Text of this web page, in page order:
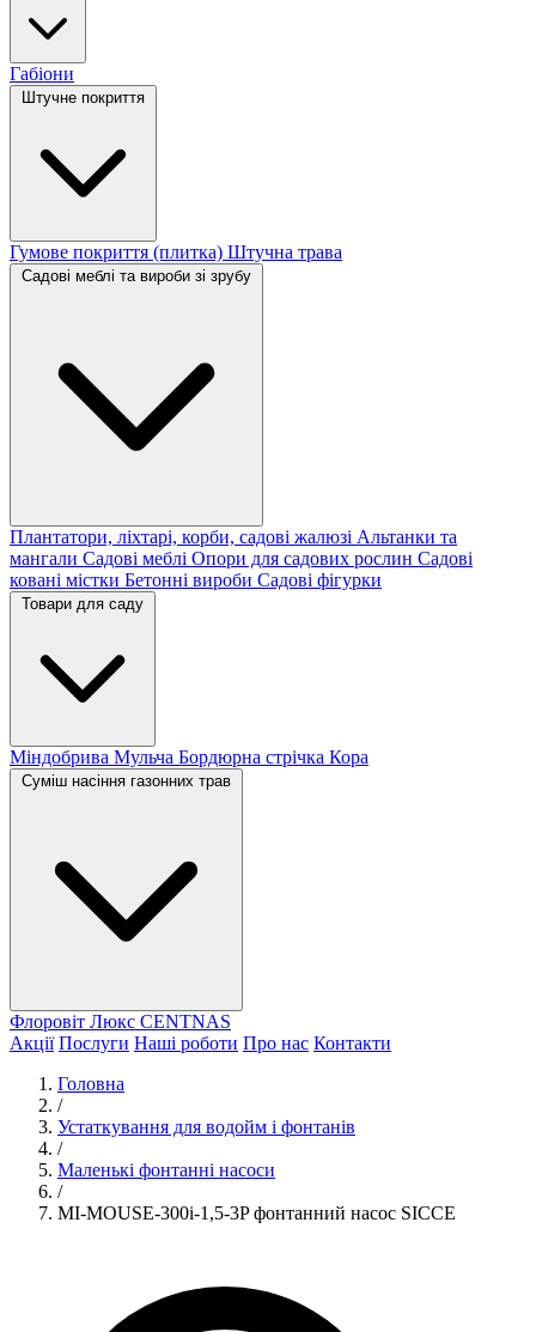
Габіони
Штучне покриття
Гумове покриття (плитка) Штучна трава
Садові меблі та вироби зі зрубу
Плантатори, ліхтарі, корби, садові жалюзі Альтанки та
мангали Садові меблі Опори для садових рослин Садові
ковані містки Бетонні вироби Садові фігурки
Товари для саду
Міндобрива Мульча Бордюрна стрічка Кора
Суміш насіння газонних трав
Флоровіт Люкс СENTNAS
Акції Послуги Наші роботи Про нас Контакти
Головна
/
Устаткування для водойм і фонтанів
/
Маленькі фонтанні насоси
/
MI-MOUSE-300i-1,5-3P фонтанний насос SICCE